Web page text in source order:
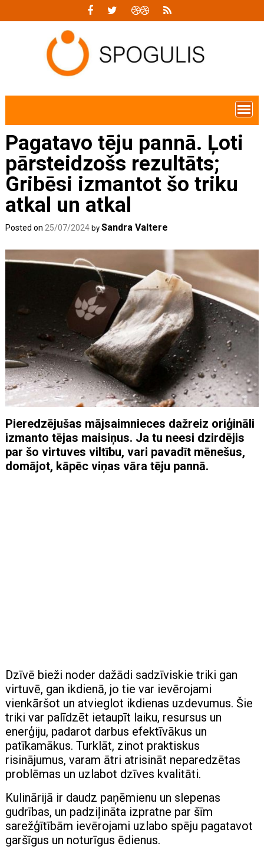
Pagatavo tēju pannā. Ļoti
pārsteidzošs rezultāts;
Gribēsi izmantot šo triku
atkal un atkal
Posted on 25/07/2024 bySandra Valtere
Pieredzējušas mājsaimnieces dažreiz oriģināli
izmanto tējas maisiņus. Ja tu neesi dzirdējis
par šo virtuves viltību, vari pavadīt mēnešus,
domājot, kāpēc viņas vāra tēju pannā.
Dzīvē bieži noder dažādi sadzīviskie triki gan
virtuvē, gan ikdienā, jo tie var ievērojami
vienkāršot un atvieglot ikdienas uzdevumus. Šie
triki var palīdzēt ietaupīt laiku, resursus un
enerģiju, padarot darbus efektīvākus un
patīkamākus. Turklāt, zinot praktiskus
risinājumus, varam ātri atrisināt neparedzētas
problēmas un uzlabot dzīves kvalitāti.
Kulinārijā ir daudz paņēmienu un slepenas
gudrības, un padziļināta izpratne par šīm
sarežģītībām ievērojami uzlabo spēju pagatavot
garšīgus un noturīgus ēdienus.